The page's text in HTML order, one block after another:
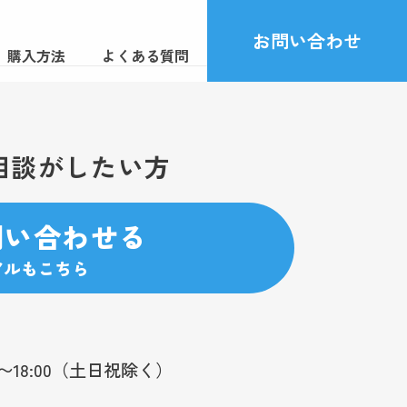
購入方法 よくある質問
お問い合わせ
談がしたい方
合わせる
もこちら
18:00（土日祝除く）